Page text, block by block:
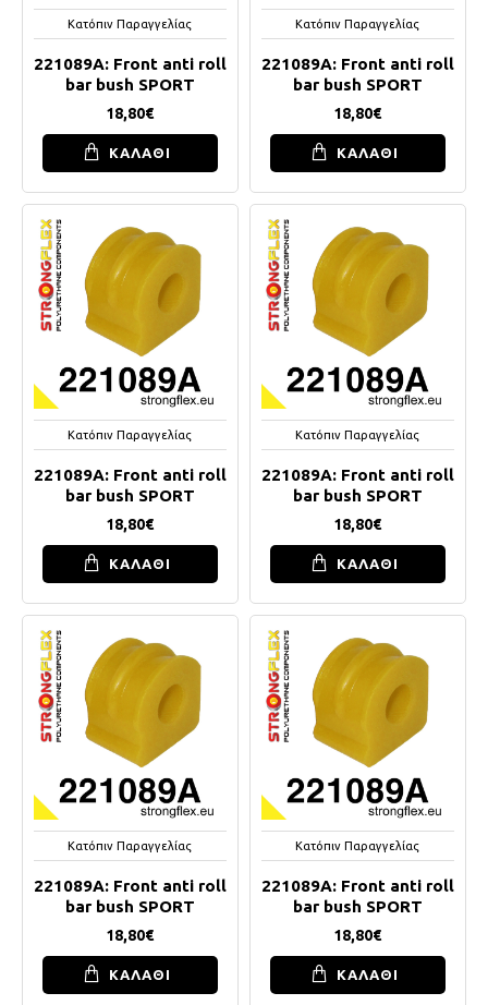
Κατόπιν Παραγγελίας
221089A: Front anti roll
bar bush SPORT
18,80€
ΚΑΛΑΘΙ
Κατόπιν Παραγγελίας
221089A: Front anti roll
bar bush SPORT
18,80€
ΚΑΛΑΘΙ
Κατόπιν Παραγγελίας
221089A: Front anti roll
bar bush SPORT
18,80€
ΚΑΛΑΘΙ
Κατόπιν Παραγγελίας
221089A: Front anti roll
bar bush SPORT
18,80€
ΚΑΛΑΘΙ
Κατόπιν Παραγγελίας
221089A: Front anti roll
bar bush SPORT
18,80€
ΚΑΛΑΘΙ
Κατόπιν Παραγγελίας
221089A: Front anti roll
bar bush SPORT
18,80€
ΚΑΛΑΘΙ